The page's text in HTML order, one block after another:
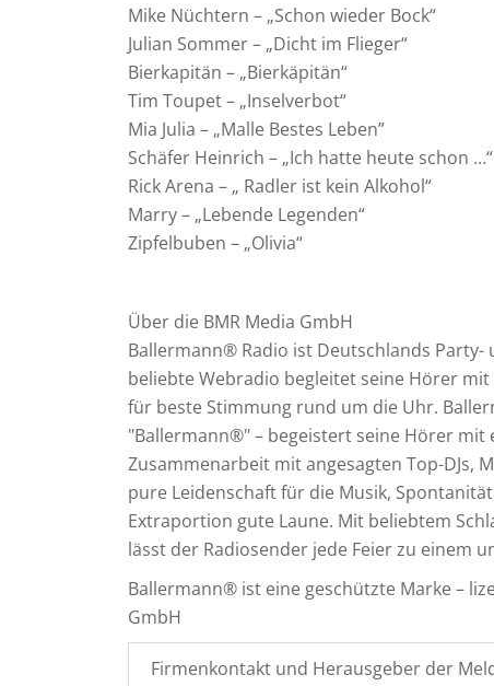
Mike Nüchtern – „Schon wieder Bock“
Julian Sommer – „Dicht im Flieger“
Bierkapitän – „Bierkäpitän“
Tim Toupet – „Inselverbot“
Mia Julia – „Malle Bestes Leben”
Schäfer Heinrich – „Ich hatte heute schon …“
Rick Arena – „ Radler ist kein Alkohol“
Marry – „Lebende Legenden“
Zipfelbuben – „Olivia“
Über die BMR Media GmbH
Ballermann® Radio ist Deutschlands Party-
beliebte Webradio begleitet seine Hörer
für beste Stimmung rund um die Uhr.
"Ballermann®" – begeistert seine Hörer
Zusammenarbeit mit angesagten Top-DJs,
pure Leidenschaft für die Musik,
Extraportion gute Laune. Mit beliebtem
lässt der Radiosender jede Feier zu einem
Ballermann® ist eine geschützte Marke –
GmbH
Firmenkontakt und Herausgeber der